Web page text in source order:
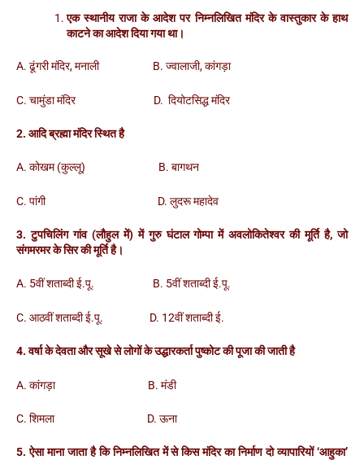
एक स्थानीय राजा के आदेश पर निम्नलिखित मंदिर के वास्तुकार के हाथ
काटने का आदेश दिया गया था।
A. ढूंगरी मंदिर, मनाली B. ज्वालाजी, कांगड़ा
C. चामुंडा मंदिर D. दियोटसिद्ध मंदिर
2. आदि ब्रह्मा मंदिर स्थित है
A. कोखम (कुल्लू) B. बागथन
C. पांगी D. लुदरू महादेव
3. टुपचिलिंग गांव (लौहुल में) में गुरु घंटाल गोम्पा में अवलोकितेश्वर की मूर्ति है, जो
संगमरमर के सिर की मूर्ति है।
A. 5वीं शताब्दी ई.पू. B. 5वीं शताब्दी ई.पू.
C. आठवीं शताब्दी ई.पू. D. 12वीं शताब्दी ई.
4. वर्षा के देवता और सूखे से लोगों के उद्धारकर्ता पुष्कोट की पूजा की जाती है
A. कांगड़ा B. मंडी
C. शिमला D. ऊना
5. ऐसा माना जाता है कि निम्नलिखित में से किस मंदिर का निर्माण दो व्यापारियों ‘आहुका’